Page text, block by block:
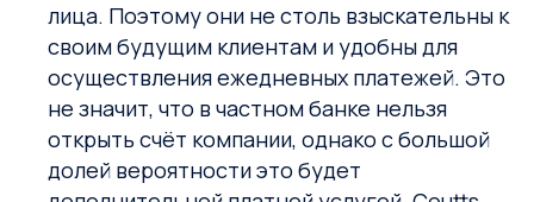
лица. Поэтому они не столь взыскательны к
своим будущим клиентам и удобны для
осуществления ежедневных платежей. Это
не значит, что в частном банке нельзя
открыть счёт компании, однако с большой
долей вероятности это будет